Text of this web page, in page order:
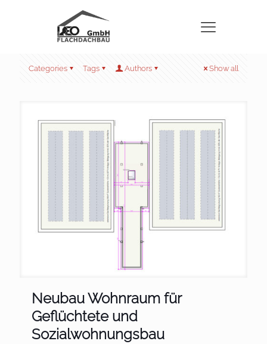
Categories Tags Authors Show all
Neubau Wohnraum für
Geflüchtete und
Sozialwohnungsbau